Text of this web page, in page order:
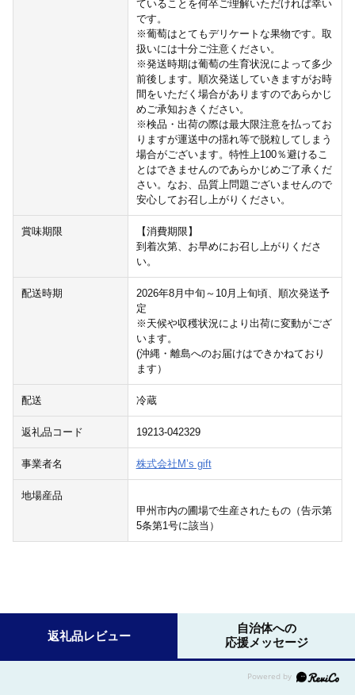
ていることを何卒ご理解いただければ幸い
です。
※葡萄はとてもデリケートな果物です。取
扱いには十分ご注意ください。
※発送時期は葡萄の生育状況によって多少
前後します。順次発送していきますがお時
間をいただく場合がありますのであらかじ
めご承知おきください。
※検品・出荷の際は最大限注意を払ってお
りますが運送中の揺れ等で脱粒してしまう
場合がございます。特性上100％避けるこ
とはできませんのであらかじめご了承くだ
さい。なお、品質上問題ございませんので
安心してお召し上がりください。
賞味期限
【消費期限】
到着次第、お早めにお召し上がりくださ
い。
配送時期
2026年8月中旬～10月上旬頃、順次発送予
定
※天候や収穫状況により出荷に変動がござ
います。
(沖縄・離島へのお届けはできかねており
ます）
配送 冷蔵
返礼品コード 19213-042329
事業者名 株式会社M’s gift
地場産品
甲州市内の圃場で生産されたもの（告示第
5条第1号に該当）
返礼品レビュー
自治体への
応援メッセージ